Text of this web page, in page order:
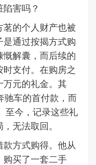
害吗？
的个人财产也被
通过按揭方式购
解囊，而后续的
支付。在购房之
万元的礼金。其
驰车的首付款，而
至今，记录这些礼
无法取回。
方式购得。他从
购买了一套二手